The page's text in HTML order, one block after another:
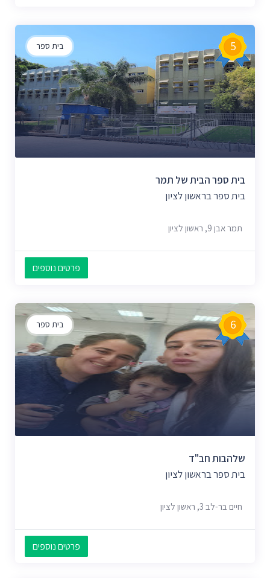
בית ספר 5
בית ספר הבית של תמר
בית ספר בראשון לציון
תמר אבן 9, ראשון לציון
פרטים נוספים
בית ספר 6
שלהבות חב"ד
בית ספר בראשון לציון
חיים בר-לב 3, ראשון לציון
פרטים נוספים